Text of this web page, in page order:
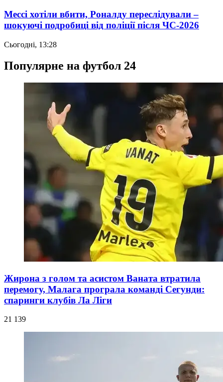
Мессі хотіли вбити, Роналду переслідували –
шокуючі подробиці від поліції після ЧС-2026
Сьогодні, 13:28
Популярне на футбол 24
Жирона з голом та асистом Ваната втратила
перемогу, Малага програла команді Сегунди:
спаринги клубів Ла Ліги
21 139